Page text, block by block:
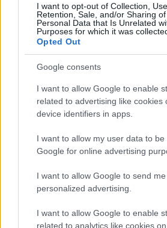
I want to opt-out of Collection, Use,
Retention, Sale, and/or Sharing
Personal Data that Is Unrelated
Purposes for which it was
Opted Out
Google consents
I want to allow Google to enable
related to advertising like cookies
device identifiers in apps.
I want to allow my user data to be
Google for online advertising
I want to allow Google to send me
personalized advertising.
I want to allow Google to enable
related to analytics like cookies
A B-konstrukció
volt, agresszív
indít az Aston
Adrian Newey
pohárba
Meggondolta
Max
kapcsolatban